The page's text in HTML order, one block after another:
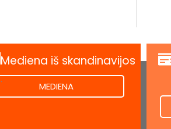
Mediena iš skandinavijos
.
MEDIENA